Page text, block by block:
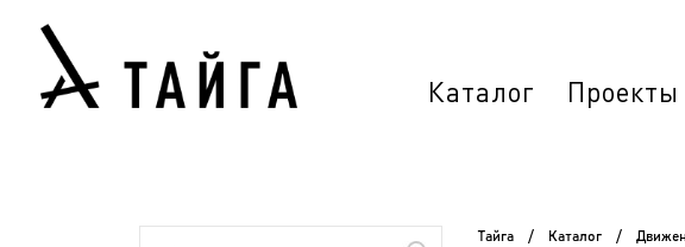
Каталог Проекты
Тайга / Каталог /